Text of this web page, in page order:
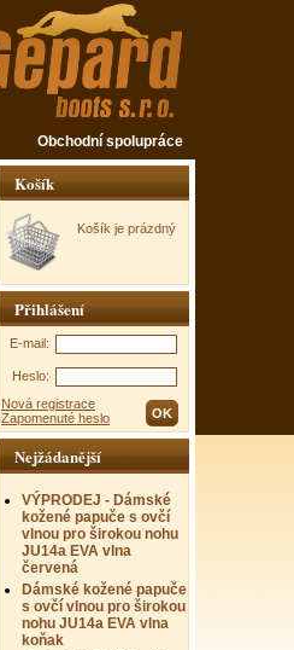
Obchodní spolupráce
Košík
Košík je prázdný
Přihlášení
E-mail:
Heslo:
Nová registrace
Zapomenuté heslo
Nejžádanější
VÝPRODEJ - Dámské
kožené papuče s ovčí
vlnou pro širokou nohu
JU14a EVA vlna
červená
Dámské kožené papuče
s ovčí vlnou pro širokou
nohu JU14a EVA vlna
koňak